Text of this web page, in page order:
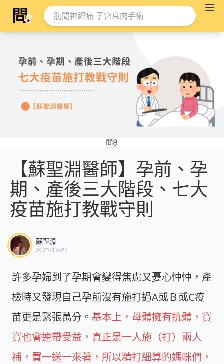
【蘇聖淵醫師】孕前、孕
期、產後三大階段、七大
疫苗施打教戰守則
蘇聖淵
2021-12-23
許多孕婦到了孕期會變得焦慮又憂心忡忡，產
檢時又發現自己孕前沒有施打過A或Ｂ或C疫
苗更是緊張萬分。 基本上，母體擁有抗體，寶
寶也會連帶受益，真正是一人施（打）兩人
補，買一送一來著，所以精打細算的媽咪們，